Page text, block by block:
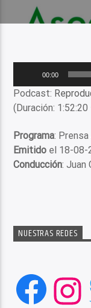
audio
00:00
Podcast:
(Duración:
Programa:
Emitido el 18-08-
Conducción: Juan
NUESTRAS REDES